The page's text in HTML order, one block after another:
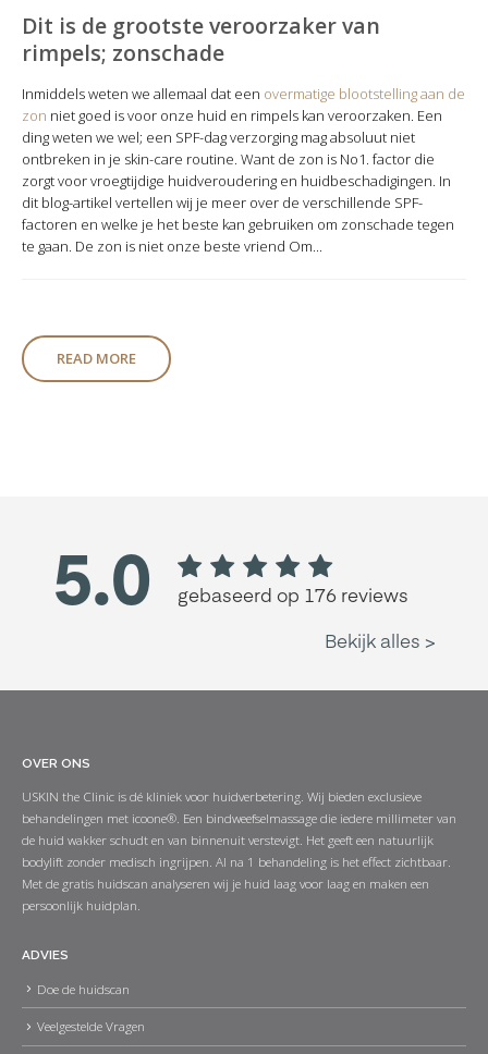
Dit is de grootste veroorzaker van
rimpels; zonschade
Inmiddels weten we allemaal dat een overmatige blootstelling aan de
zon niet goed is voor onze huid en rimpels kan veroorzaken. Een
ding weten we wel; een SPF-dag verzorging mag absoluut niet
ontbreken in je skin-care routine. Want de zon is No1. factor die
zorgt voor vroegtijdige huidveroudering en huidbeschadigingen. In
dit blog-artikel vertellen wij je meer over de verschillende SPF-
factoren en welke je het beste kan gebruiken om zonschade tegen
te gaan. De zon is niet onze beste vriend Om...
READ MORE
OVER ONS
USKIN the Clinic is dé kliniek voor huidverbetering. Wij bieden exclusieve
behandelingen met icoone®. Een bindweefselmassage die iedere millimeter van
de huid wakker schudt en van binnenuit verstevigt. Het geeft een natuurlijk
bodylift zonder medisch ingrijpen. Al na 1 behandeling is het effect zichtbaar.
Met de gratis huidscan analyseren wij je huid laag voor laag en maken een
persoonlijk huidplan.
ADVIES
Doe de huidscan
Veelgestelde Vragen